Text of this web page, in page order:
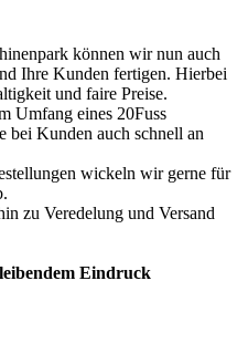
können wir nun auch
Ihre Kunden fertigen. Hierbei
und faire Preise.
Umfang eines 20Fuss
bei Kunden auch schnell an
wickeln wir gerne für
zu Veredelung und Versand
Eindruck